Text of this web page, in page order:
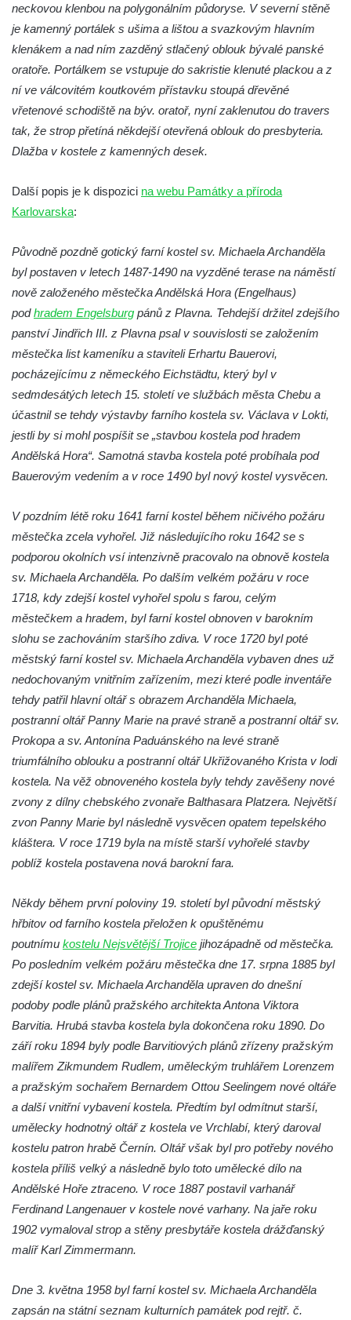
Márnice na hřbitově v Opočně u Loun
Kostel Nanebevzetí Panny Marie v Opočně
Kostel svatého archanděla Michaela ve
Všestudech
Kostel svatého Václava ve Strupčicích
Kaple v Michalovicích
Žernosekách
Kaple svatého Huberta u hradiště Hrádek u
Libochovan
Kostel Narození Panny Marie v
Libochovanech
Márnice u kostel svatého Jana
Nepomuckého ve Starých Křečanech
Kostel svatého Jana Nepomuckého ve
Starých Křečanech
Kostel svatého Kryštofa v Kryštofově Údolí
Chloumku v Mělníku
Kostel Nejsvětější Trojice na hřbitově v
Chloumku v Mělníku
Kaple svatého Jana Nepomuckého na
Chloumečku v Mělníku
Hřbitovní kaple ve Svoru
Kaple na rozcestí v jižní části Budyně nad
Ohří
Kaple v centru Roudníčku
Kaple u domu čp. 51 v Roudníčku
Kostel svatého Floriána v Podbradci
Kaple na západním okraji Ředhoště
Kostel svatého Jiljí v Ředhošti
Kaple severně od Ředhoště
Kostel Nanebevzetí Panny Marie v
Postoloprtech
Hřbitovní kaple v Postoloprtech
Kostel svatého Jana Evangelisty v Malém
Březně
Kaple svatého Antonína Paduánského na
návsi ve Vysokém Březně
Bývalá kaple svatých Jana a Pavla v
Nemilkově
Kaple svatého Jana Nepomuckého v Lišnici
Hřbitovní kaple v Chotyni
Kaple Čtrnácti svatých pomocníků v
Grabštejně
Hřbitovní kaple v Hrádku nad Nisou
Kostel Panny Marie Sněžné ve Sněžné
neckovou klenbou na polygonálním půdoryse. V severní stěně
je kamenný portálek s ušima a lištou a svazkovým hlavním
klenákem a nad ním zazděný stlačený oblouk bývalé panské
oratoře. Portálkem se vstupuje do sakristie klenuté plackou a z
ní ve válcovitém koutkovém přístavku stoupá dřevěné
vřetenové schodiště na býv. oratoř, nyní zaklenutou do travers
tak, že strop přetíná někdejší otevřená oblouk do presbyteria.
Dlažba v kostele z kamenných desek.
Další popis je k dispozici na webu Památky a příroda
Karlovarska:
Původně pozdně gotický farní kostel sv. Michaela Archanděla
byl postaven v letech 1487-1490 na vyzděné terase na náměstí
nově založeného městečka Andělská Hora (Engelhaus)
podhradem Engelsburg pánů z Plavna. Tehdejší držitel zdejšího
panství Jindřich III. z Plavna psal v souvislosti se založením
městečka list kameníku a staviteli Erhartu Bauerovi,
pocházejícímu z německého Eichstädtu, který byl v
sedmdesátých letech 15. století ve službách města Chebu a
účastnil se tehdy výstavby farního kostela sv. Václava v Lokti,
jestli by si mohl pospíšit se „stavbou kostela pod hradem
Andělská Hora“. Samotná stavba kostela poté probíhala pod
Bauerovým vedením a v roce 1490 byl nový kostel vysvěcen.
V pozdním létě roku 1641 farní kostel během ničivého požáru
městečka zcela vyhořel. Již následujícího roku 1642 se s
podporou okolních vsí intenzivně pracovalo na obnově kostela
sv. Michaela Archanděla. Po dalším velkém požáru v roce
1718, kdy zdejší kostel vyhořel spolu s farou, celým
městečkem a hradem, byl farní kostel obnoven v barokním
slohu se zachováním staršího zdiva. V roce 1720 byl poté
městský farní kostel sv. Michaela Archanděla vybaven dnes už
nedochovaným vnitřním zařízením, mezi které podle inventáře
tehdy patřil hlavní oltář s obrazem Archanděla Michaela,
postranní oltář Panny Marie na pravé straně a postranní oltář sv.
Prokopa a sv. Antonína Paduánského na levé straně
triumfálního oblouku a postranní oltář Ukřižovaného Krista v lodi
kostela. Na věž obnoveného kostela byly tehdy zavěšeny nové
zvony z dílny chebského zvonaře Balthasara Platzera. Největší
zvon Panny Marie byl následně vysvěcen opatem tepelského
kláštera. V roce 1719 byla na místě starší vyhořelé stavby
poblíž kostela postavena nová barokní fara.
Někdy během první poloviny 19. století byl původní městský
hřbitov od farního kostela přeložen k opuštěnému
poutnímu kostelu Nejsvětější Trojice jihozápadně od městečka.
Po posledním velkém požáru městečka dne 17. srpna 1885 byl
zdejší kostel sv. Michaela Archanděla upraven do dnešní
podoby podle plánů pražského architekta Antona Viktora
Barvitia. Hrubá stavba kostela byla dokončena roku 1890. Do
září roku 1894 byly podle Barvitiových plánů zřízeny pražským
malířem Zikmundem Rudlem, uměleckým truhlářem Lorenzem
a pražským sochařem Bernardem Ottou Seelingem nové oltáře
a další vnitřní vybavení kostela. Předtím byl odmítnut starší,
umělecky hodnotný oltář z kostela ve Vrchlabí, který daroval
kostelu patron hrabě Černín. Oltář však byl pro potřeby nového
kostela příliš velký a následně bylo toto umělecké dílo na
Andělské Hoře ztraceno. V roce 1887 postavil varhanář
Ferdinand Langenauer v kostele nové varhany. Na jaře roku
1902 vymaloval strop a stěny presbytáře kostela drážďanský
malíř Karl Zimmermann.
Dne 3. května 1958 byl farní kostel sv. Michaela Archanděla
zapsán na státní seznam kulturních památek pod rejtř. č.